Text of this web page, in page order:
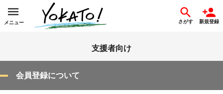
メニュー さがす 新規登録
支援者向け
会員登録について